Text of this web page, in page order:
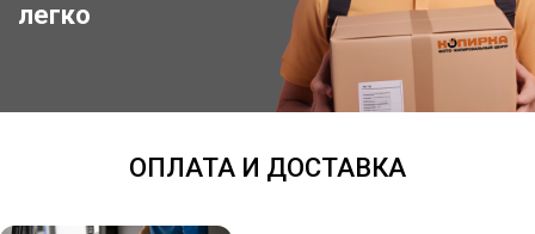
используется и более дорогой материал с целью подчеркнуть
особый стиль и уровень фирмы, а также ее успешность и
легко
ОПЛАТА И ДОСТАВКА